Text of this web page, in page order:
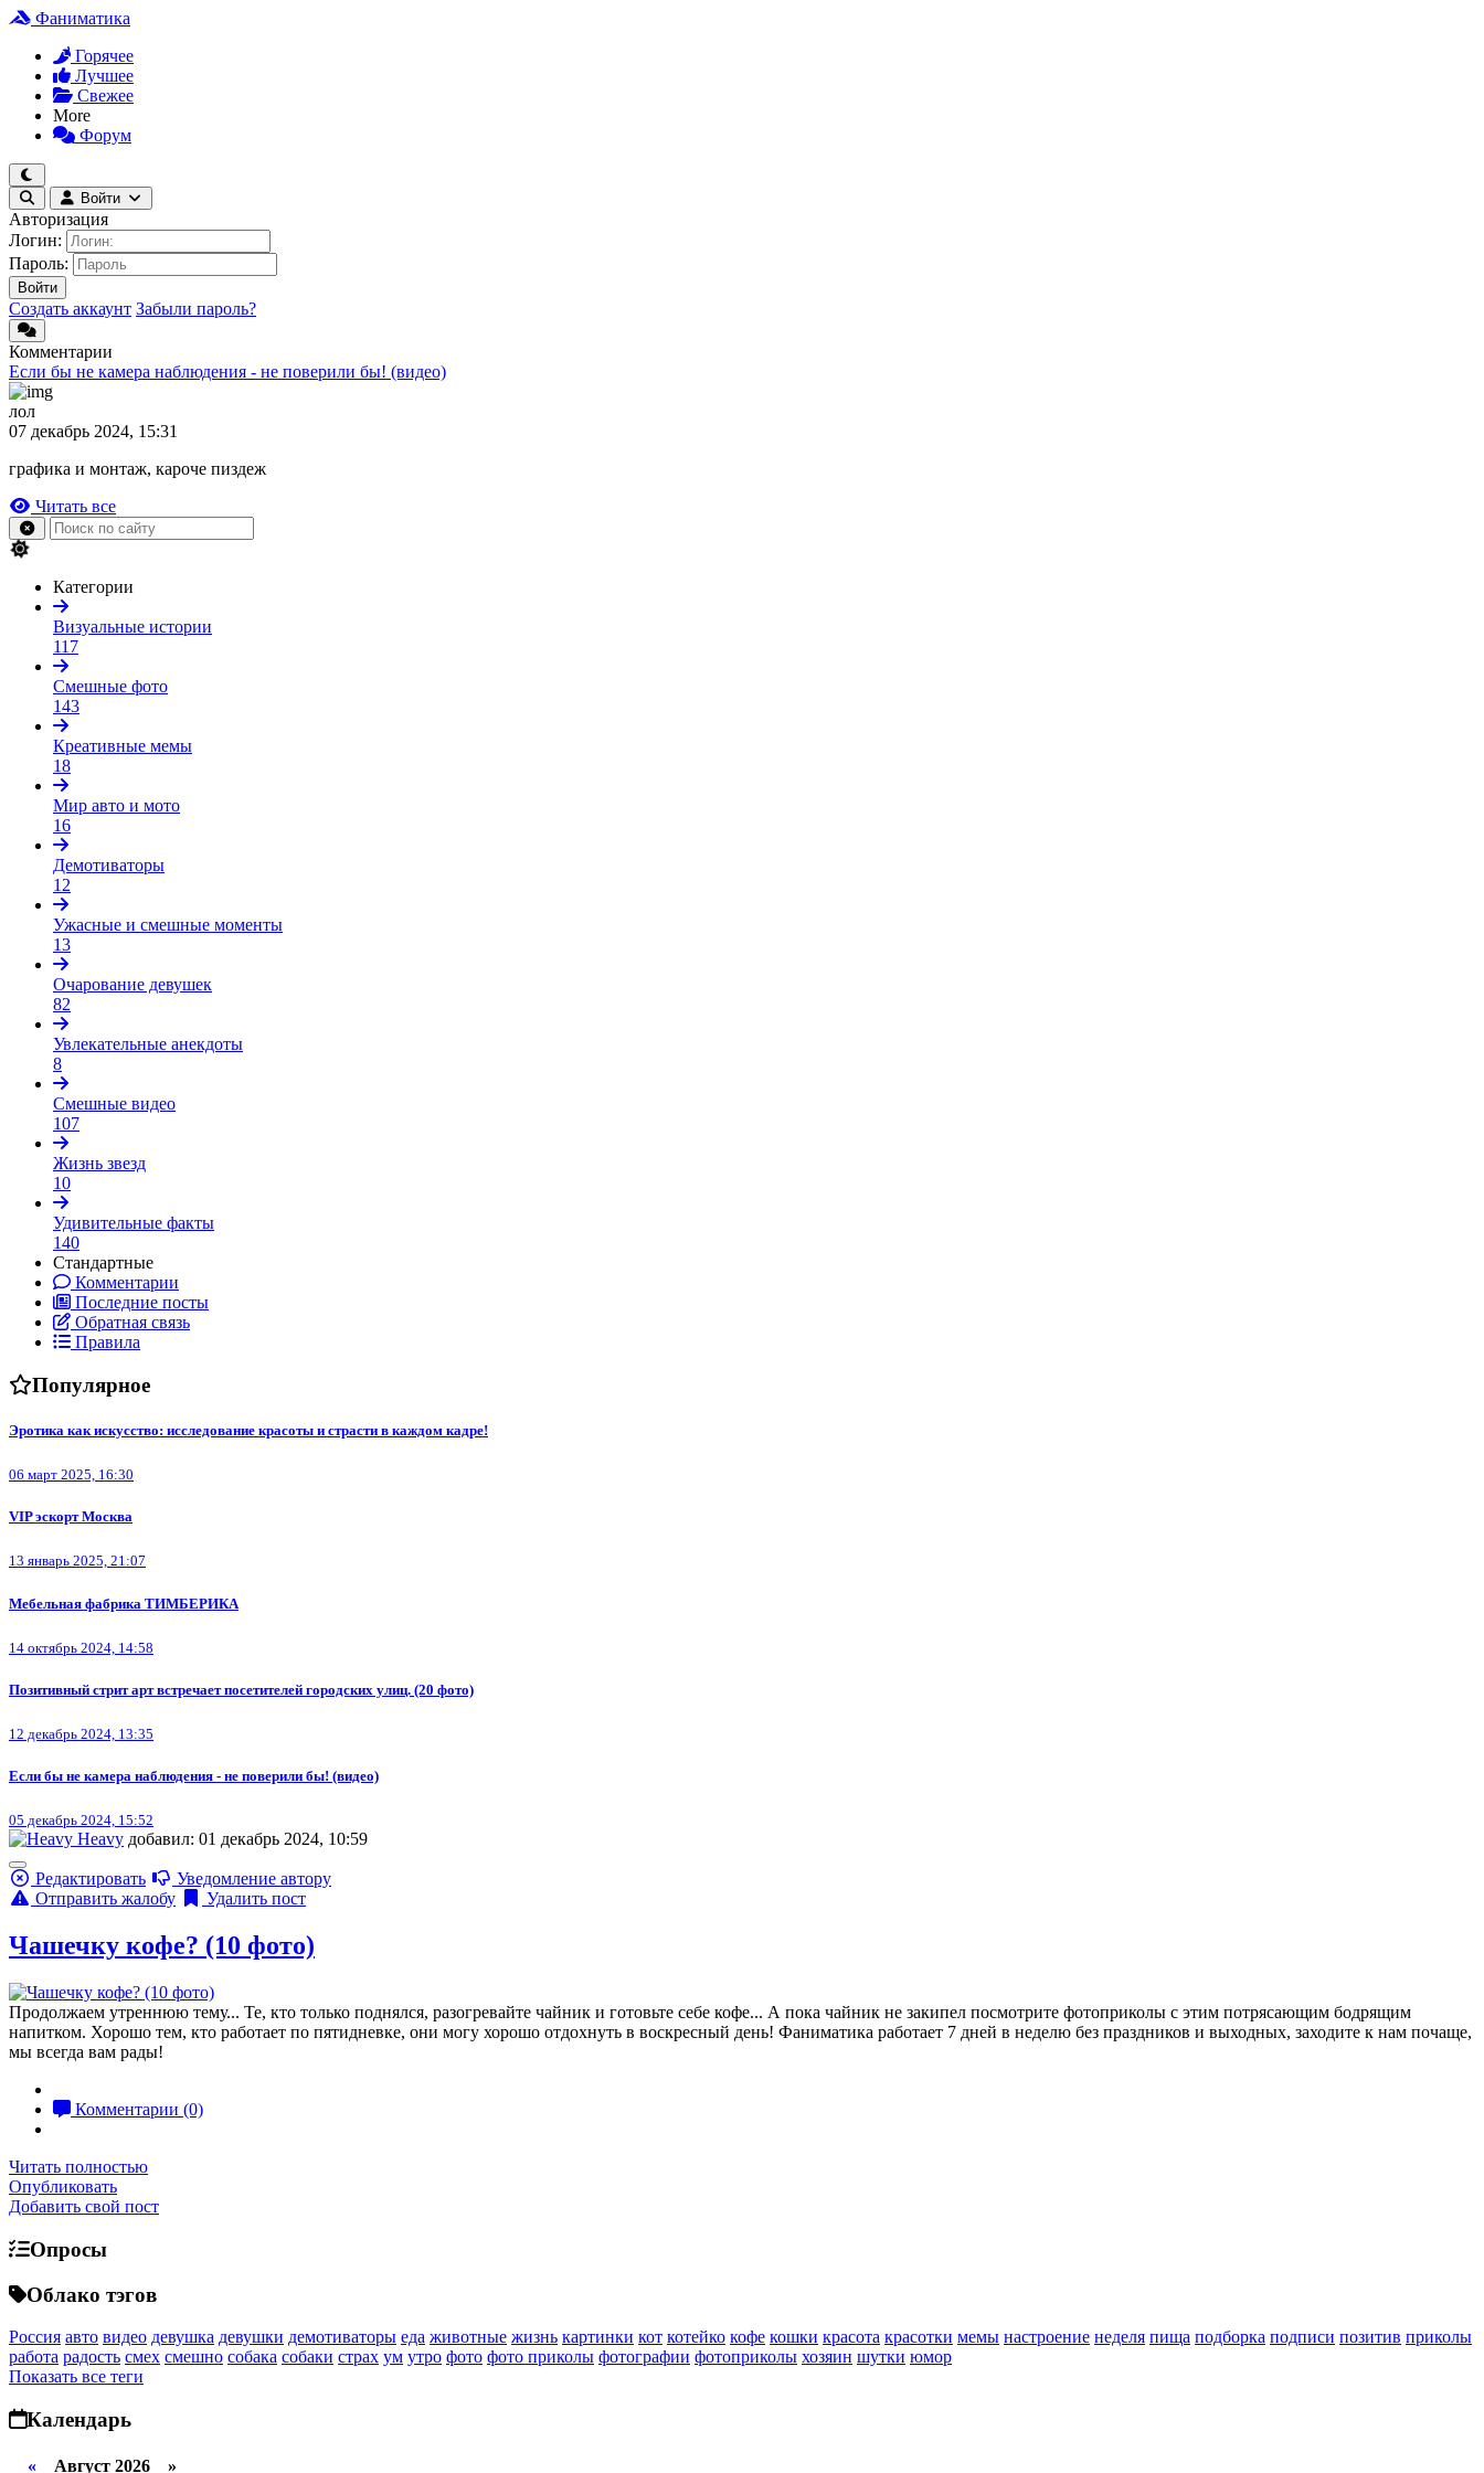
Фаниматика
Горячее
Лучшее
Свежее
More
Форум
Войти
Авторизация
Логин:
Пароль:
Войти
Создать аккаунт Забыли пароль?
Комментарии
Если бы не камера наблюдения - не поверили бы! (видео)
лол
07 декабрь 2024, 15:31
графика и монтаж, кароче пиздеж
Читать все
Категории
Визуальные истории
117
Смешные фото
143
Креативные мемы
18
Мир авто и мото
16
Демотиваторы
12
Ужасные и смешные моменты
13
Очарование девушек
82
Увлекательные анекдоты
8
Смешные видео
107
Жизнь звезд
10
Удивительные факты
140
Стандартные
Комментарии
Последние посты
Обратная связь
Правила
Популярное
Эротика как искусство: исследование красоты и страсти в каждом кадре!
06 март 2025, 16:30
VIP эскорт Москва
13 январь 2025, 21:07
Мебельная фабрика ТИМБЕРИКА
14 октябрь 2024, 14:58
Позитивный стрит арт встречает посетителей городских улиц. (20 фото)
12 декабрь 2024, 13:35
Если бы не камера наблюдения - не поверили бы! (видео)
05 декабрь 2024, 15:52
Heavy добавил: 01 декабрь 2024, 10:59
Редактировать
Уведомление автору
Отправить жалобу
Удалить пост
Чашечку кофе? (10 фото)
Продолжаем утреннюю тему... Те, кто только поднялся, разогревайте чайник и готовьте себе кофе... А пока чайник не закипел посмотрите фотоприколы с этим потрясающим бодрящим
напитком. Хорошо тем, кто работает по пятидневке, они могу хорошо отдохнуть в воскресный день! Фаниматика работает 7 дней в неделю без праздников и выходных, заходите к нам почаще,
мы всегда вам рады!
Комментарии (0)
Читать полностью
Опубликовать
Добавить свой пост
Опросы
Облако тэгов
Россия авто видео девушка девушки демотиваторы еда животные жизнь картинки кот котейко кофе кошки красота красотки мемы настроение неделя пища подборка подписи позитив приколы
работа радость смех смешно собака собаки страх ум утро фото фото приколы фотографии фотоприколы хозяин шутки юмор
Показать все теги
Календарь
« Август 2026 »